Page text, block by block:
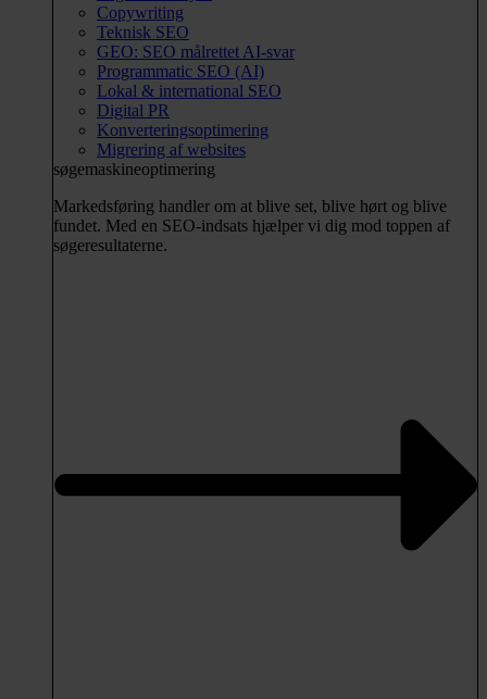
Copywriting
Teknisk SEO
GEO: SEO målrettet AI-svar
Programmatic SEO (AI)
Lokal & international SEO
Digital PR
Konverteringsoptimering
Migrering af websites
søgemaskineoptimering
Markedsføring handler om at blive set, blive hørt og blive
fundet. Med en SEO-indsats hjælper vi dig mod toppen af
søgeresultaterne.